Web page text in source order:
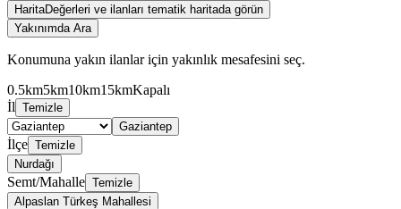
HaritaDeğerleri ve ilanları tematik haritada görün
Yakınımda Ara
Konumuna yakın ilanlar için yakınlık mesafesini seç.
0.5km5km10km15kmKapalı
İl Temizle
Gaziantep
İlçe Temizle
Nurdağı
Semt/Mahalle Temizle
Alpaslan Türkeş Mahallesi